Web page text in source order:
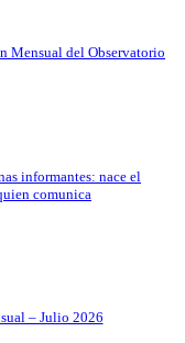
Mensual del Observatorio
informantes: nace el
comunica
– Julio 2026